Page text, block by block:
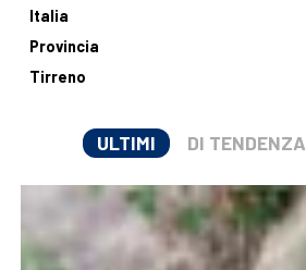
Italia
Provincia
Tirreno
ULTIMI DI TENDENZA